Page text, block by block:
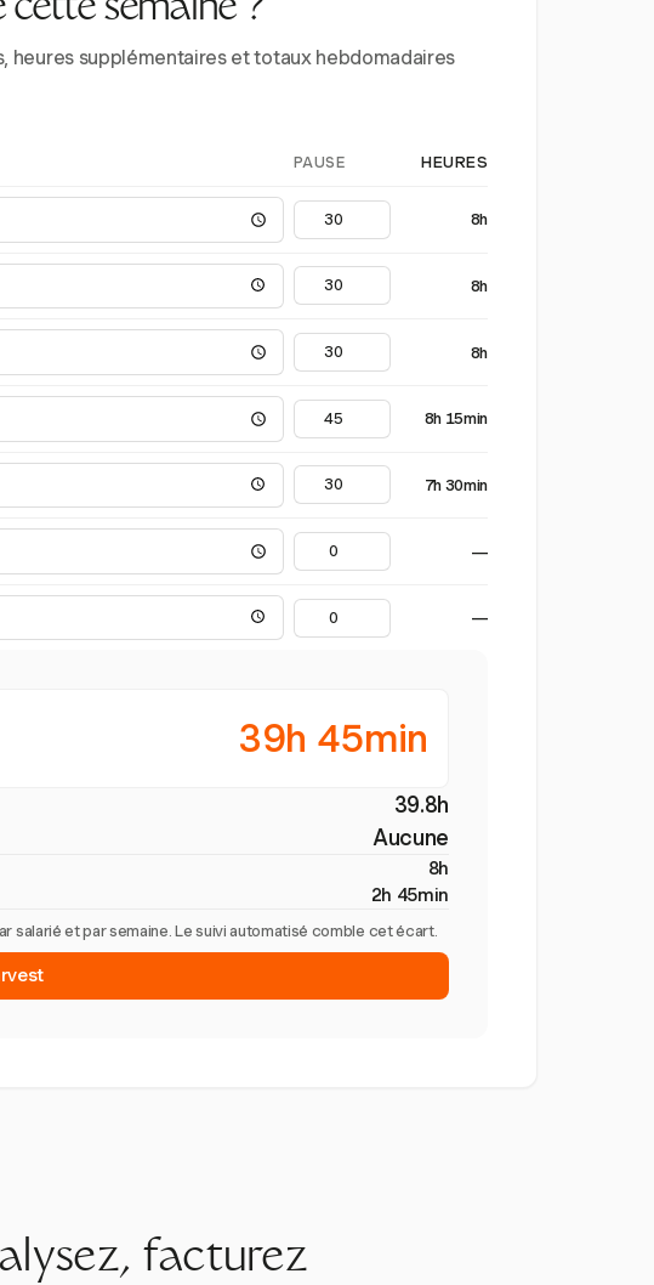
cette semaine ?
heures supplémentaires et totaux hebdomadaires
PAUSE HEURES
8h
8h
8h
8h 15min
7h 30min
—
—
39h 45min
39.8h
Aucune
8h
2h 45min
salarié et par semaine. Le suivi automatisé comble cet écart.
facturez